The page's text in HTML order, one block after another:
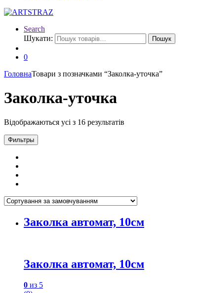
Search
Шукати:
Пошук
0
ГоловнаТовари з позначками “Заколка-уточка”
Заколка-уточка
Відображаються усі з 16 результатів
Фильтры
Заколка автомат, 10см
Заколка автомат, 10см
0 из 5